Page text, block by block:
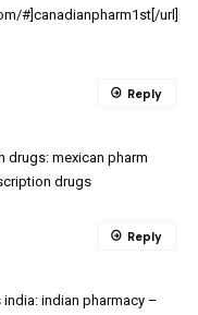
#]canadianpharm1st[/url]
drugs: mexican pharm
drugs
Reply
india: indian pharmacy –
Reply